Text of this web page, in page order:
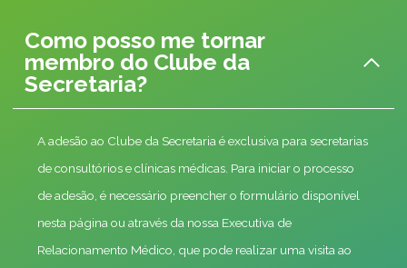
Como posso me tornar
membro do Clube da
Secretaria?
A adesão ao Clube da Secretaria é exclusiva para secretarias
de consultórios e clínicas médicas. Para iniciar o processo
de adesão, é necessário preencher o formulário disponível
nesta página ou através da nossa Executiva de
Relacionamento Médico, que pode realizar uma visita ao